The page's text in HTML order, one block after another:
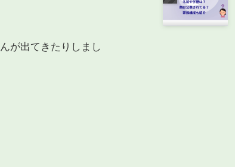
が出てきたりしまし